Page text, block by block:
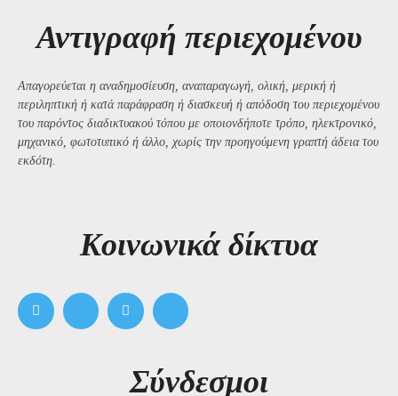
Αντιγραφή περιεχομένου
Απαγορεύεται η αναδημοσίευση, αναπαραγωγή, ολική, μερική ή
περιληπτική ή κατά παράφραση ή διασκευή ή απόδοση του περιεχομένου
του παρόντος διαδικτυακού τόπου με οποιονδήποτε τρόπο, ηλεκτρονικό,
μηχανικό, φωτοτυπικό ή άλλο, χωρίς την προηγούμενη γραπτή άδεια του
εκδότη.
Kοινωνικά δίκτυα
Σύνδεσμοι